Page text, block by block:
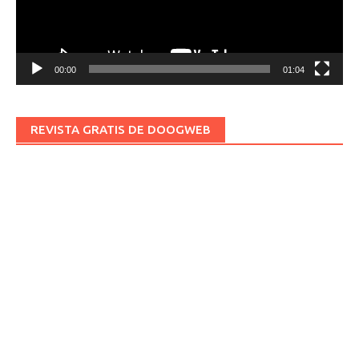
00:00 01:04
REVISTA GRATIS DE DOOGWEB